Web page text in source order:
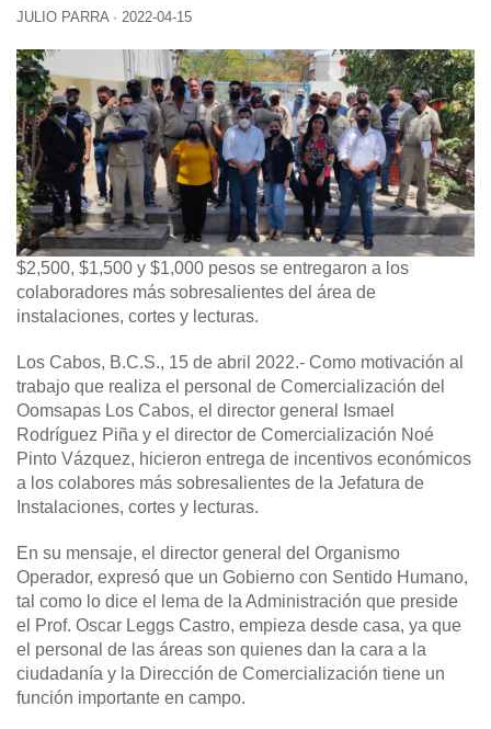
JULIO PARRA · 2022-04-15
$2,500, $1,500 y $1,000 pesos se entregaron a los
colaboradores más sobresalientes del área de
instalaciones, cortes y lecturas.
Los Cabos, B.C.S., 15 de abril 2022.- Como motivación al
trabajo que realiza el personal de Comercialización del
Oomsapas Los Cabos, el director general Ismael
Rodríguez Piña y el director de Comercialización Noé
Pinto Vázquez, hicieron entrega de incentivos económicos
a los colabores más sobresalientes de la Jefatura de
Instalaciones, cortes y lecturas.
En su mensaje, el director general del Organismo
Operador, expresó que un Gobierno con Sentido Humano,
tal como lo dice el lema de la Administración que preside
el Prof. Oscar Leggs Castro, empieza desde casa, ya que
el personal de las áreas son quienes dan la cara a la
ciudadanía y la Dirección de Comercialización tiene un
función importante en campo.